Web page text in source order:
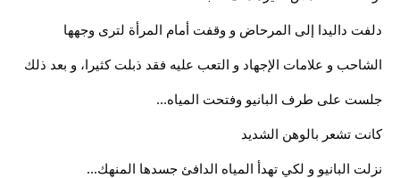
دلفت داليدا إلى المرحاض و وقفت أمام المرأة لترى وجهها
الشاحب و علامات الإجهاد و التعب عليه فقد ذبلت كثيرا، و بعد ذلك
جلست على طرف البانيو وفتحت المياه...
كانت تشعر بالوهن الشديد
نزلت البانيو و لكي تهدأ المياه الدافئ جسدها المنهك...